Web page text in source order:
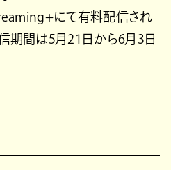
にて有料配信され
期間は5月21日から6月3日